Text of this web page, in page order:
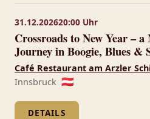
31.12.202620:00 Uhr
Crossroads to New Year – a
Journey in Boogie, Blues &
Café Restaurant am Arzler
Innsbruck 🇦🇹
DETAILS